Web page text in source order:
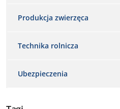
Produkcja zwierzęca
Technika rolnicza
Ubezpieczenia